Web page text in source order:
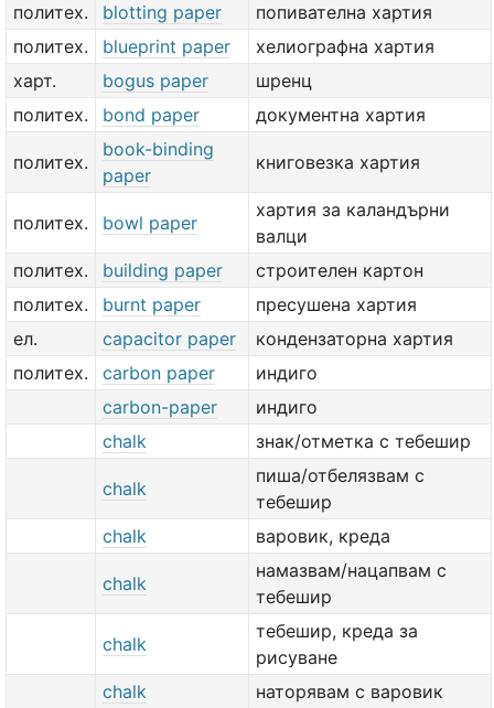
политех.
blotting paper
попивателна хартия
политех.
blueprint paper
хелиографна хартия
харт.
bogus paper
шренц
политех.
bond paper документна хартия
политех.
book-binding
paper
книговезка хартия
политех. bowl paper
хартия за каландърни
валци
политех.
building paper
строителен картон
политех.
burnt paper
пресушена хартия
ел.
capacitor paper
кондензаторна хартия
политех.
carbon paper
индиго
carbon-paper
индиго
chalk
знак/отметка с тебешир
chalk
пиша/отбелязвам с
тебешир
chalk
варовик, креда
chalk
намазвам/нацапвам с
тебешир
chalk
тебешир, креда за
рисуване
chalk
наторявам с варовик